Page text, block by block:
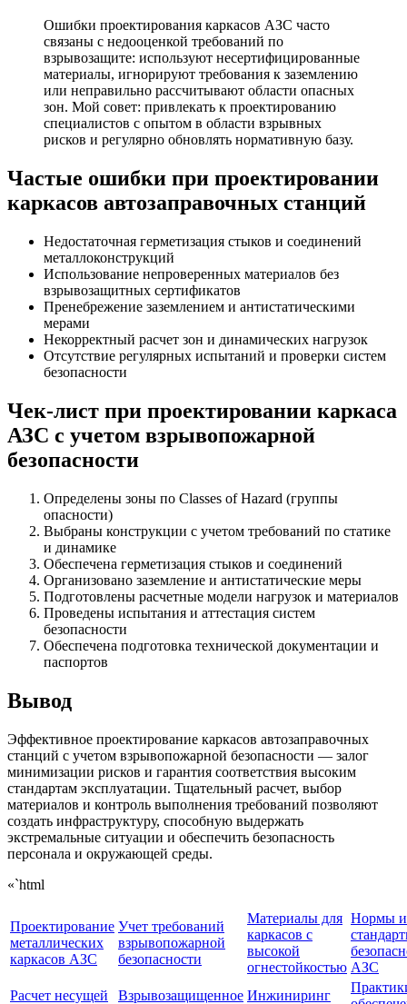
Ошибки проектирования каркасов АЗС часто
связаны с недооценкой требований по
взрывозащите: используют несертифицированные
материалы, игнорируют требования к заземлению
или неправильно рассчитывают области опасных
зон. Мой совет: привлекать к проектированию
специалистов с опытом в области взрывных
рисков и регулярно обновлять нормативную базу.
Частые ошибки при проектировании
каркасов автозаправочных станций
Недостаточная герметизация стыков и соединений
металлоконструкций
Использование непроверенных материалов без
взрывозащитных сертификатов
Пренебрежение заземлением и антистатическими
мерами
Некорректный расчет зон и динамических нагрузок
Отсутствие регулярных испытаний и проверки систем
безопасности
Чек-лист при проектировании каркаса
АЗС с учетом взрывопожарной
безопасности
Определены зоны по Classes of Hazard (группы
опасности)
Выбраны конструкции с учетом требований по статике
и динамике
Обеспечена герметизация стыков и соединений
Организовано заземление и антистатические меры
Подготовлены расчетные модели нагрузок и материалов
Проведены испытания и аттестация систем
безопасности
Обеспечена подготовка технической документации и
паспортов
Вывод
Эффективное проектирование каркасов автозаправочных
станций с учетом взрывопожарной безопасности — залог
минимизации рисков и гарантия соответствия высоким
стандартам эксплуатации. Тщательный расчет, выбор
материалов и контроль выполнения требований позволяют
создать инфраструктуру, способную выдержать
экстремальные ситуации и обеспечить безопасность
персонала и окружающей среды.
«`html
Проектирование
металлических
каркасов АЗС
Учет требований
взрывопожарной
безопасности
Материалы для
каркасов с
высокой
огнестойкостью
Нормы и
АЗС
Расчет несущей
Взрывозащищенное Инжиниринг